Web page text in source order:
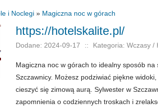
i Noclegi » Magiczna noc w górach
https://hotelskalite.pl/
Dodane: 2024-09-17 :: Kategoria: Wczasy /
Magiczna noc w górach to idealny sposób na
Szczawnicy. Możesz podziwiać piękne
cieszyć się zimową aurą. Sylwester w
zapomnienia o codziennych troskach i